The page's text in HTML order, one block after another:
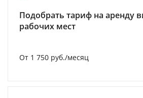
Подобрать тариф на аренду
рабочих мест
От 1 750 руб./месяц